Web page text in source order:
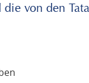
die von den